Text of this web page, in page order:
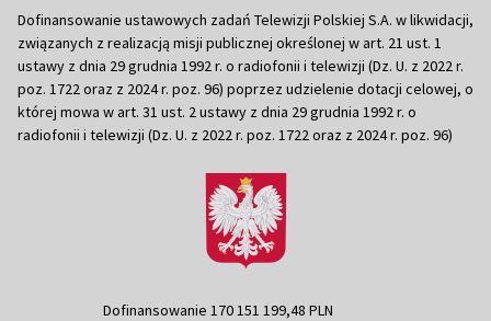
Dofinansowanie ustawowych zadań Telewizji Polskiej S.A. w likwidacji,
związanych z realizacją misji publicznej określonej w art. 21 ust. 1
ustawy z dnia 29 grudnia 1992 r. o radiofonii i telewizji (Dz. U. z 2022 r.
poz. 1722 oraz z 2024 r. poz. 96) poprzez udzielenie dotacji celowej, o
której mowa w art. 31 ust. 2 ustawy z dnia 29 grudnia 1992 r. o
radiofonii i telewizji (Dz. U. z 2022 r. poz. 1722 oraz z 2024 r. poz. 96)
Dofinansowanie 170 151 199,48 PLN